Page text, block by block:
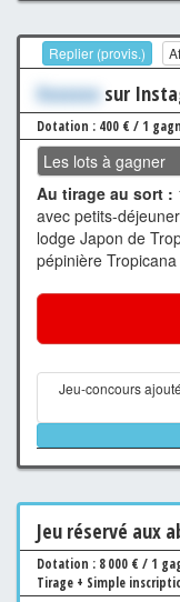
Replier (provis.)
Xxxxxxx sur
Dotation : 400 € / 1
Les lots à gagner
Au tirage au sort :
avec petits-
lodge Japon de
pépinière
Jeu-concours
Jeu réservé aux
Dotation : 8 000 € / 1
Tirage + Simple